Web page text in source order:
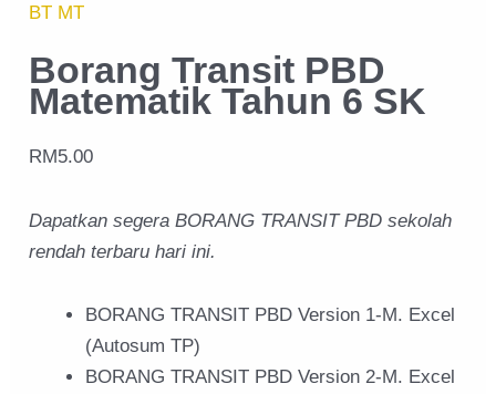
BT MT
Borang Transit PBD
Matematik Tahun 6 SK
RM5.00
Dapatkan segera BORANG TRANSIT PBD sekolah
rendah terbaru hari ini.
BORANG TRANSIT PBD Version 1-M. Excel
(Autosum TP)
BORANG TRANSIT PBD Version 2-M. Excel